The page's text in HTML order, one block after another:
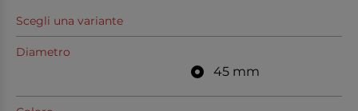
Scegli una variante
Diametro
45 mm